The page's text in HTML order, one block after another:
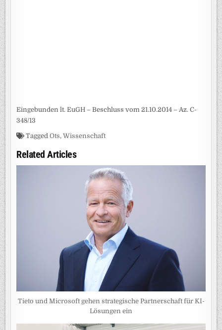
Eingebunden lt. EuGH – Beschluss vom 21.10.2014 – Az. C-
348/13
TaggedOts,Wissenschaft
Related Articles
Tieto und Microsoft gehen strategische Partnerschaft für KI-
Lösungen ein